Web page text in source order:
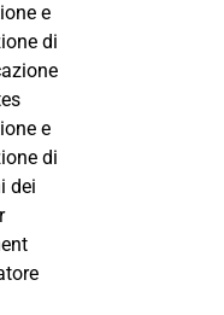
e
di
e
di
dei